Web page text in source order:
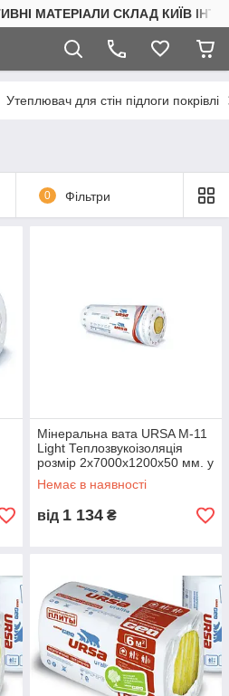
МАТЕРІАЛИ СКЛАД КИЇВ
Утеплювач для стін підлоги покрівлі
0 Фільтри
Мінеральна вата URSA М-11
Light Теплозвукоізоляція
розмір 2х7000х1200х50 мм. у
рулоні 16,8 м2
Немає в наявності
від 1 134 ₴